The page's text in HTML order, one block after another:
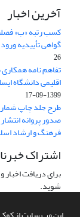
آخرین اخبار
کسب رتبه «ب»
گواهی تأییدیه
26
تفاهم نامه
اقلیمی دانشگاه
1399-09-17
طرح جلد چاپ شماره
صدور پروانه
فرهنگ و ارشاد
اشتراک
برای دریافت
شوید.